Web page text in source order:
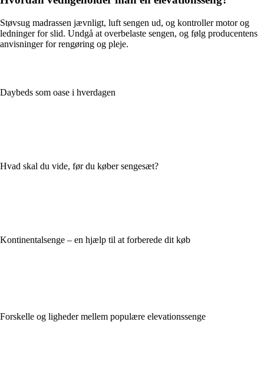
Støvsug madrassen jævnligt, luft sengen ud, og kontroller motor og
ledninger for slid. Undgå at overbelaste sengen, og følg producentens
anvisninger for rengøring og pleje.
Daybeds som oase i hverdagen
Hvad skal du vide, før du køber sengesæt?
Kontinentalsenge – en hjælp til at forberede dit køb
Forskelle og ligheder mellem populære elevationssenge